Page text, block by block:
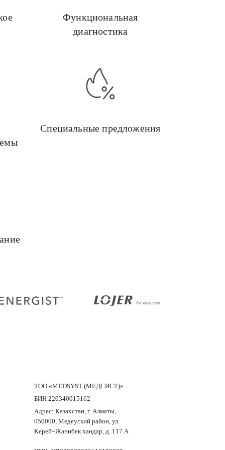
Функциональная
диагностика
Специальные предложения
ТОО «MEDSYST (МЕДСИСТ)»
БИН 220340015162
Адрес: Казахстан, г. Алматы,
050000, Медеуский район, ул.
Керей–Жанибек хандар, д. 117 А